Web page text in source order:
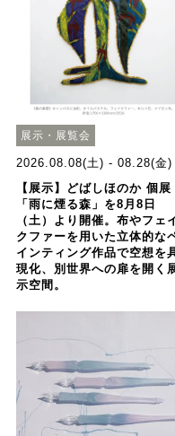
展示・展覧会
2026.08.08(土) - 08.28(金)
【展示】どばしほのか 個展
「雨に煙る森」を8月8日
（土）より開催。布やフェ
クファーを用いた立体的な
インティング作品で空想を
現化、別世界への扉を開く
示空間。